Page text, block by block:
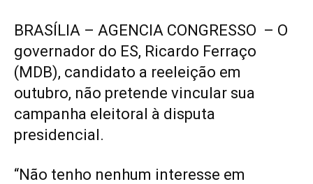
BRASÍLIA – AGENCIA CONGRESSO – O
governador do ES, Ricardo Ferraço
(MDB), candidato a reeleição em
outubro, não pretende vincular sua
campanha eleitoral à disputa
presidencial.
“Não tenho nenhum interesse em